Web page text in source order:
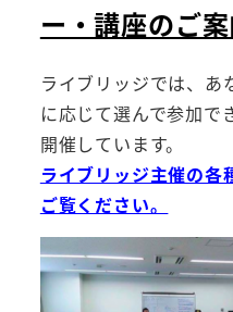
ー・講座のご
ライブリッジでは、あ
に応じて選んで参加で
開催しています。
ライブリッジ主催の各
ご覧ください。